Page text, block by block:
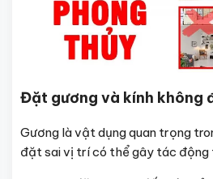
Đặt gương và kính không
Gương là vật dụng quan trọng
đặt sai vị trí có thể gây tác động